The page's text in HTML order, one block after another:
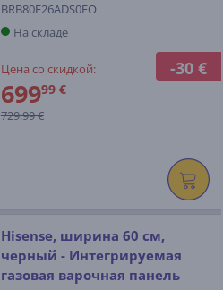
-30 €
BRB80F26ADS0EO
На складе
Цена со скидкой:
69999 €
729.99 €
Hisense, ширина 60 см,
черный - Интегрируемая
газовая варочная панель